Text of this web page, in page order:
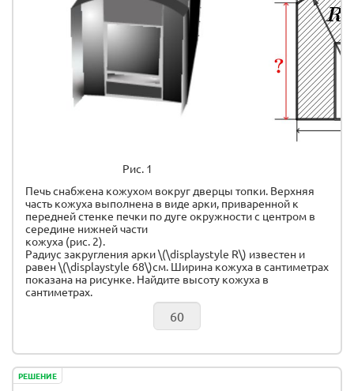
Рис. 1
Печь снабжена кожухом вокруг дверцы топки. Верхняя
часть кожуха выполнена в виде арки, приваренной к
передней стенке печки по дуге окружности с центром в
середине нижней части
кожуха (рис. 2).
Радиус закругления арки \(\displaystyle R\) известен и
равен \(\displaystyle 68\)см. Ширина кожуха в сантиметрах
показана на рисунке. Найдите высоту кожуха в
сантиметрах.
РЕШЕНИЕ